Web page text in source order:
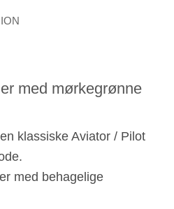
med mørkegrønne
klassiske Aviator / Pilot
med behagelige